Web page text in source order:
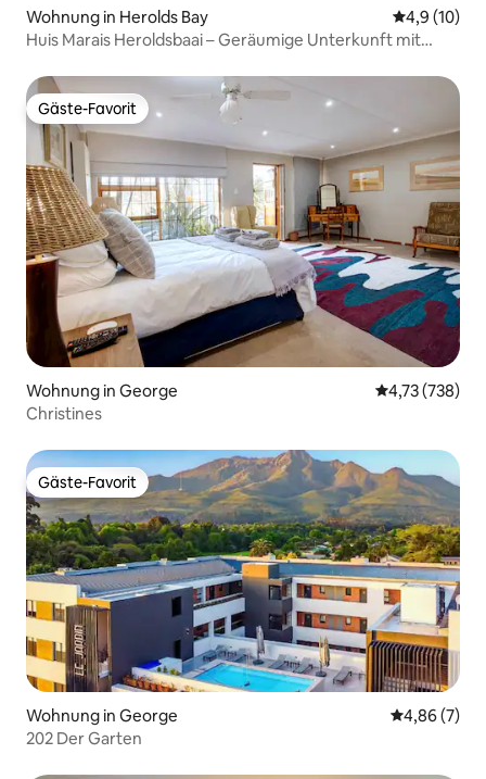
Wohnung in Herolds Bay
4,9 (10)
Huis Marais Heroldsbaai – Geräumige Unterkunft mit
Gäste-Favorit
Gäste-Favorit
Wohnung in George
4,73 (738)
Christines
Gäste-Favorit
Gäste-Favorit
Wohnung in George
4,86 (7)
202 Der Garten